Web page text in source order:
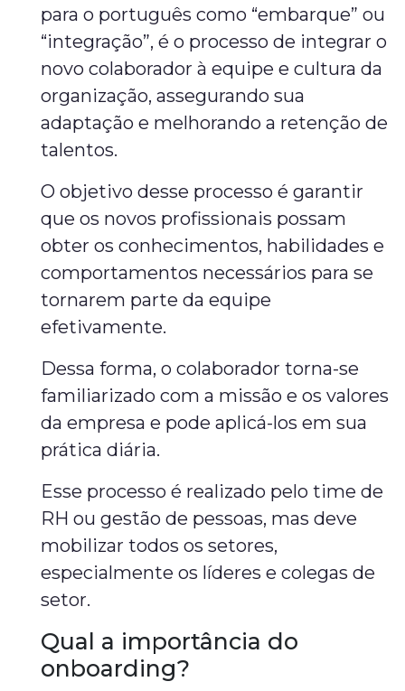
para o português como “embarque” ou
“integração”, é o processo de integrar o
novo colaborador à equipe e cultura da
organização, assegurando sua
adaptação e melhorando a retenção de
talentos.
O objetivo desse processo é garantir
que os novos profissionais possam
obter os conhecimentos, habilidades e
comportamentos necessários para se
tornarem parte da equipe
efetivamente.
Dessa forma, o colaborador torna-se
familiarizado com a missão e os valores
da empresa e pode aplicá-los em sua
prática diária.
Esse processo é realizado pelo time de
RH ou gestão de pessoas, mas deve
mobilizar todos os setores,
especialmente os líderes e colegas de
setor.
Qual a importância do
onboarding?